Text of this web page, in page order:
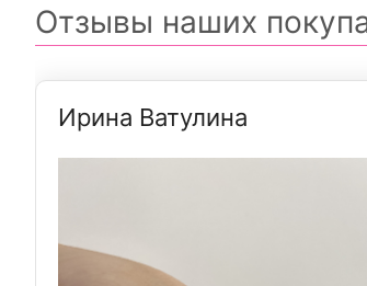
Отзывы наших
Ирина Ватулина